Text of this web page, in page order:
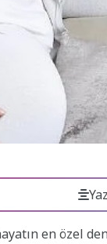
en özel